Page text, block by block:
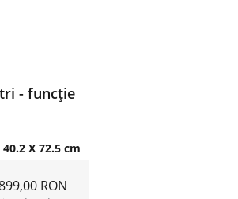
- funcție
40.2 X 72.5 cm
RON